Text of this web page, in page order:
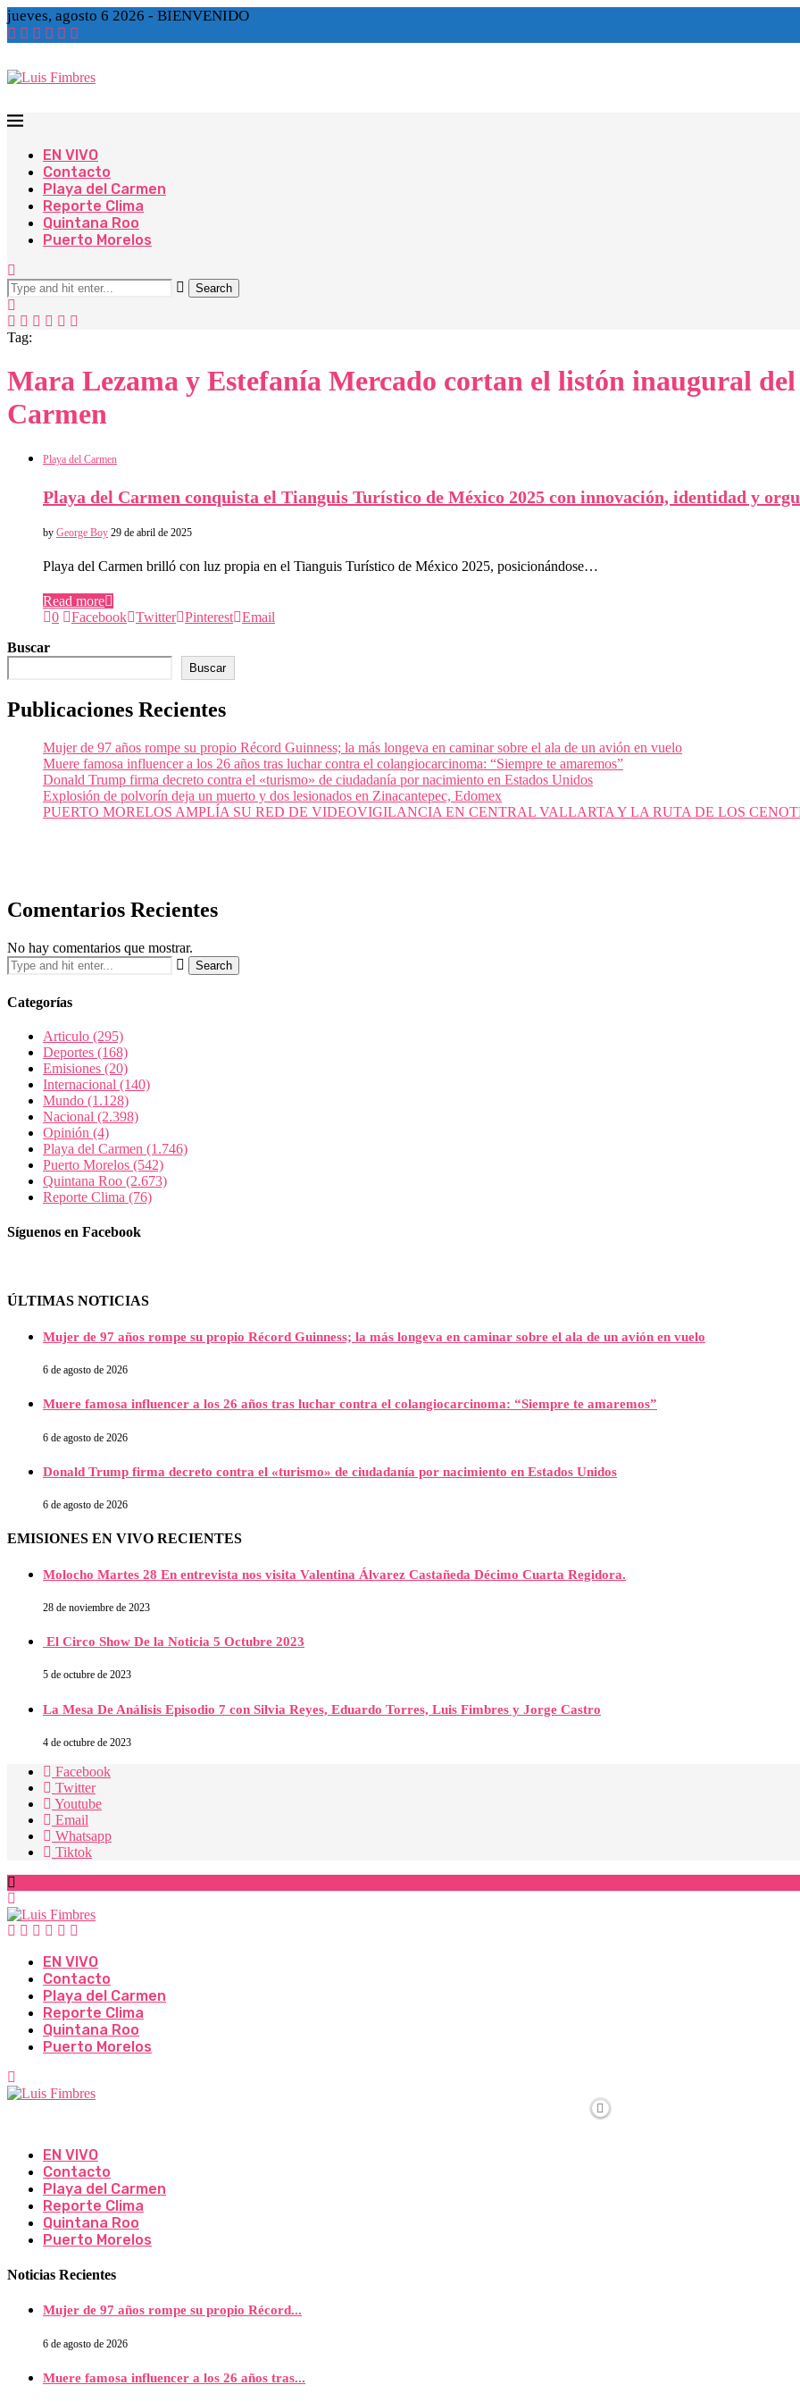
jueves, agosto 6 2026 - BIENVENIDO
EN VIVO
Contacto
Playa del Carmen
Reporte Clima
Quintana Roo
Puerto Morelos
Search
Tag:
Mara Lezama y Estefanía Mercado cortan el listón inaugural
Carmen
Playa del Carmen
Playa del Carmen conquista el Tianguis Turístico de México 2025 con innovación, identidad y
by George Boy 29 de abril de 2025
Playa del Carmen brilló con luz propia en el Tianguis Turístico de México 2025, posicionándose…
Read more
0
Facebook Twitter Pinterest Email
Buscar
Buscar
Publicaciones Recientes
Mujer de 97 años rompe su propio Récord Guinness; la más longeva en caminar sobre el ala de un avión en vuelo
Muere famosa influencer a los 26 años tras luchar contra el colangiocarcinoma: “Siempre te amaremos”
Donald Trump firma decreto contra el «turismo» de ciudadanía por nacimiento en Estados Unidos
Explosión de polvorín deja un muerto y dos lesionados en Zinacantepec, Edomex
PUERTO MORELOS AMPLÍA SU RED DE VIDEOVIGILANCIA EN CENTRAL VALLARTA Y LA RUTA DE LOS
Comentarios Recientes
No hay comentarios que mostrar.
Categorías
Articulo (295)
Deportes (168)
Emisiones (20)
Internacional (140)
Mundo (1.128)
Nacional (2.398)
Opinión (4)
Playa del Carmen (1.746)
Puerto Morelos (542)
Quintana Roo (2.673)
Reporte Clima (76)
Síguenos en Facebook
ÚLTIMAS NOTICIAS
Mujer de 97 años rompe su propio Récord Guinness; la más longeva en caminar sobre el ala de un avión en vuelo
6 de agosto de 2026
Muere famosa influencer a los 26 años tras luchar contra el colangiocarcinoma: “Siempre te amaremos”
6 de agosto de 2026
Donald Trump firma decreto contra el «turismo» de ciudadanía por nacimiento en Estados Unidos
6 de agosto de 2026
EMISIONES EN VIVO RECIENTES
Molocho Martes 28 En entrevista nos visita Valentina Álvarez Castañeda Décimo Cuarta Regidora.
28 de noviembre de 2023
El Circo Show De la Noticia 5 Octubre 2023
5 de octubre de 2023
La Mesa De Análisis Episodio 7 con Silvia Reyes, Eduardo Torres, Luis Fimbres y Jorge Castro
4 de octubre de 2023
Facebook
Twitter
Youtube
Email
Whatsapp
Tiktok
EN VIVO
Contacto
Playa del Carmen
Reporte Clima
Quintana Roo
Puerto Morelos
EN VIVO
Contacto
Playa del Carmen
Reporte Clima
Quintana Roo
Puerto Morelos
Noticias Recientes
Mujer de 97 años rompe su propio Récord...
6 de agosto de 2026
Muere famosa influencer a los 26 años tras...